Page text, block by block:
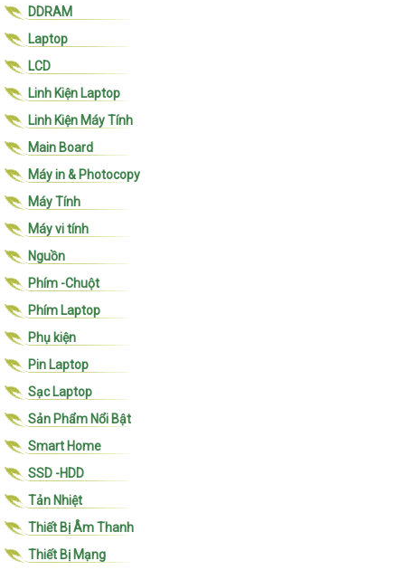
DDRAM
Laptop
LCD
Linh Kiện Laptop
Linh Kiện Máy Tính
Main Board
Máy in & Photocopy
Máy Tính
Máy vi tính
Nguồn
Phím -Chuột
Phím Laptop
Phụ kiện
Pin Laptop
Sạc Laptop
Sản Phẩm Nổi Bật
Smart Home
SSD -HDD
Tản Nhiệt
Thiết Bị Âm Thanh
Thiết Bị Mạng